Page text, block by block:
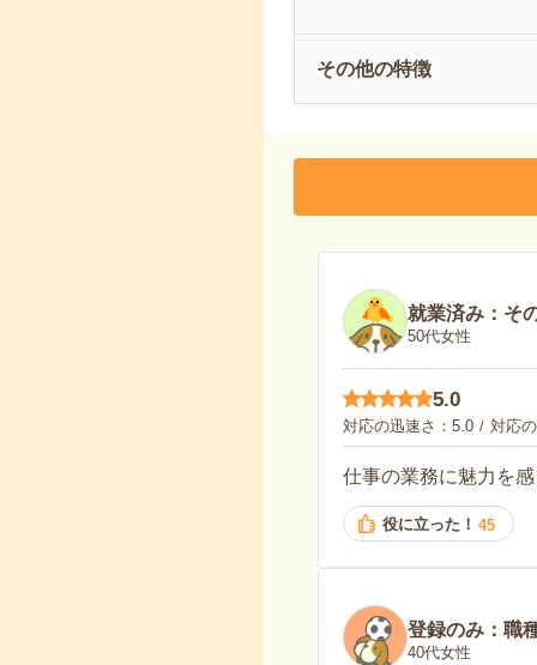
その他の特徴
就業済み：そ
50代女性
5.0
対応の迅速さ 5.0 対応
仕事の業務に魅力を
役に立った！ 45
登録のみ：職
40代女性